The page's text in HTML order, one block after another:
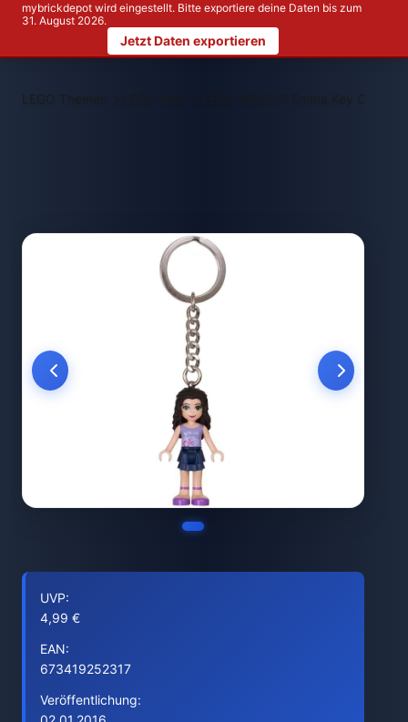
mybrickdepot wird eingestellt. Bitte exportiere deine Daten bis zum
31. August 2026.
Jetzt Daten exportieren
LEGO Themen > LEGO 853547 Emma Key Chain
UVP:
4,99 €
EAN:
673419252317
Veröffentlichung: